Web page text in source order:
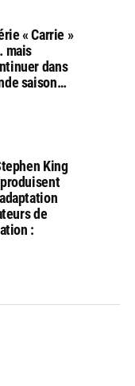
« Carrie »
mais
dans
saison…
King
de
: